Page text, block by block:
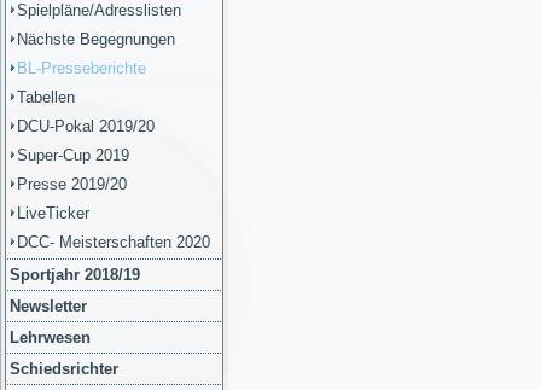
Spielpläne/Adresslisten
Nächste Begegnungen
BL-Presseberichte
Tabellen
DCU-Pokal 2019/20
Super-Cup 2019
Presse 2019/20
LiveTicker
DCC- Meisterschaften 2020
Sportjahr 2018/19
Newsletter
Lehrwesen
Schiedsrichter